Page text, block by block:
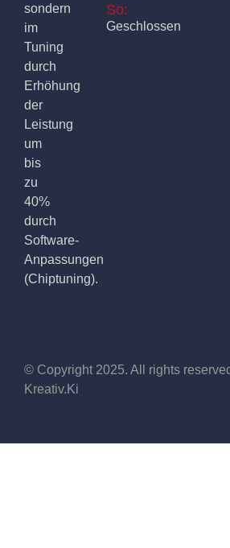
sondern
im
Tuning
durch
Erhöhung
der
Leistung
um
bis
zu
40%
durch
Software-
Anpassungen
(Chiptuning).
So:
Geschlossen
© Copyright 2025. All rights
Kreativ.Ki